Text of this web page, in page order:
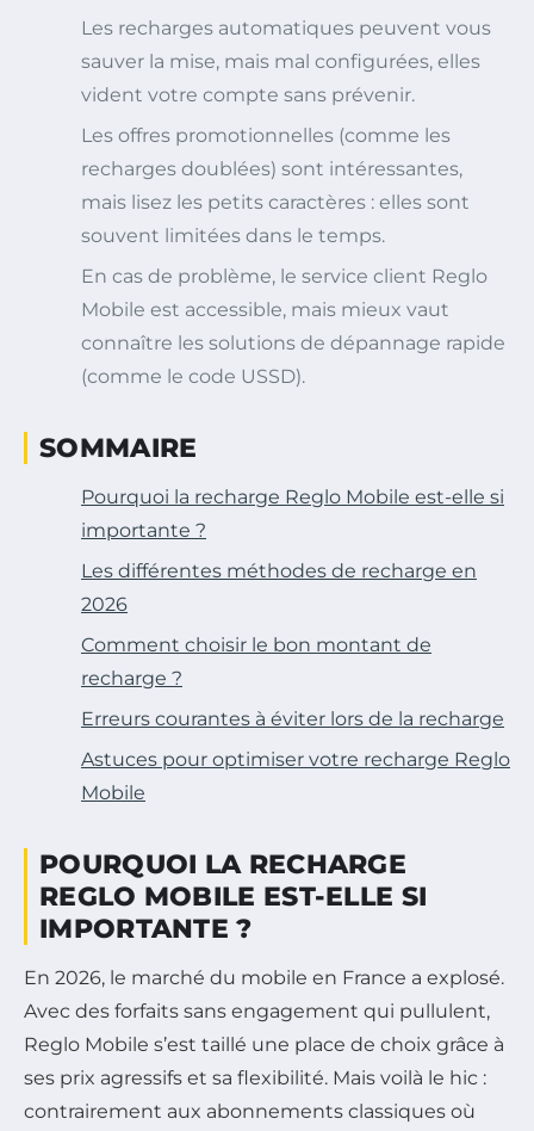
Les recharges automatiques peuvent vous
sauver la mise, mais mal configurées, elles
vident votre compte sans prévenir.
Les offres promotionnelles (comme les
recharges doublées) sont intéressantes,
mais lisez les petits caractères : elles sont
souvent limitées dans le temps.
En cas de problème, le service client Reglo
Mobile est accessible, mais mieux vaut
connaître les solutions de dépannage rapide
(comme le code USSD).
SOMMAIRE
Pourquoi la recharge Reglo Mobile est-elle si
importante ?
Les différentes méthodes de recharge en
2026
Comment choisir le bon montant de
recharge ?
Erreurs courantes à éviter lors de la recharge
Astuces pour optimiser votre recharge Reglo
Mobile
POURQUOI LA RECHARGE
REGLO MOBILE EST-ELLE SI
IMPORTANTE ?
En 2026, le marché du mobile en France a explosé.
Avec des forfaits sans engagement qui pullulent,
Reglo Mobile s’est taillé une place de choix grâce à
ses prix agressifs et sa flexibilité. Mais voilà le hic :
contrairement aux abonnements classiques où